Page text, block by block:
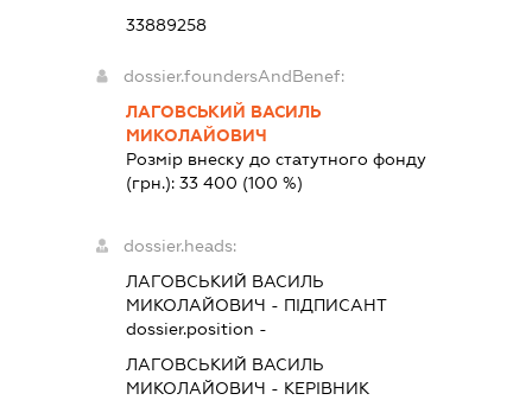
33889258
dossier.foundersAndBenef:
ЛАГОВСЬКИЙ ВАСИЛЬ
МИКОЛАЙОВИЧ
Розмір внеску до статутного фонду
(грн.): 33 400 (100 %)
dossier.heads:
ЛАГОВСЬКИЙ ВАСИЛЬ
МИКОЛАЙОВИЧ - ПІДПИСАНТ
dossier.position -
ЛАГОВСЬКИЙ ВАСИЛЬ
МИКОЛАЙОВИЧ - КЕРІВНИК